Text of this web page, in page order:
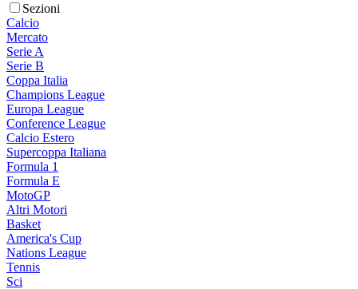
Sezioni
Calcio
Mercato
Serie A
Serie B
Coppa Italia
Champions League
Europa League
Conference League
Calcio Estero
Supercoppa Italiana
Formula 1
Formula E
MotoGP
Altri Motori
Basket
America's Cup
Nations League
Tennis
Sci